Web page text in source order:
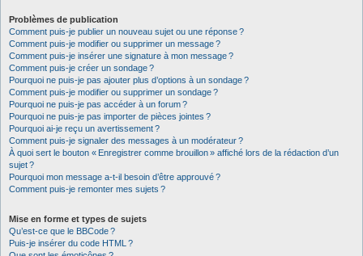
Problèmes de publication
Comment puis-je publier un nouveau sujet ou une réponse ?
Comment puis-je modifier ou supprimer un message ?
Comment puis-je insérer une signature à mon message ?
Comment puis-je créer un sondage ?
Pourquoi ne puis-je pas ajouter plus d’options à un sondage ?
Comment puis-je modifier ou supprimer un sondage ?
Pourquoi ne puis-je pas accéder à un forum ?
Pourquoi ne puis-je pas importer de pièces jointes ?
Pourquoi ai-je reçu un avertissement ?
Comment puis-je signaler des messages à un modérateur ?
À quoi sert le bouton « Enregistrer comme brouillon » affiché lors de la rédaction d’un
sujet ?
Pourquoi mon message a-t-il besoin d’être approuvé ?
Comment puis-je remonter mes sujets ?
Mise en forme et types de sujets
Qu’est-ce que le BBCode ?
Puis-je insérer du code HTML ?